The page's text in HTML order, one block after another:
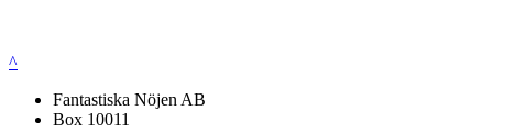
^
Fantastiska Nöjen AB
Box 10011